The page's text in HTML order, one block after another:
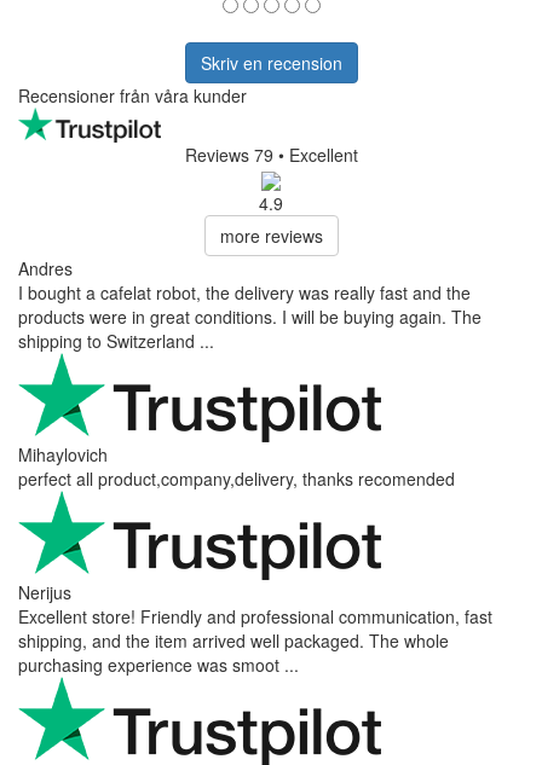
Skriv en recension
Recensioner från våra kunder
Reviews 79 • Excellent
4.9
more reviews
Andres
I bought a cafelat robot, the delivery was really fast and the
products were in great conditions. I will be buying again. The
shipping to Switzerland ...
Mihaylovich
perfect all product,company,delivery, thanks recomended
Nerijus
Excellent store! Friendly and professional communication, fast
shipping, and the item arrived well packaged. The whole
purchasing experience was smoot ...